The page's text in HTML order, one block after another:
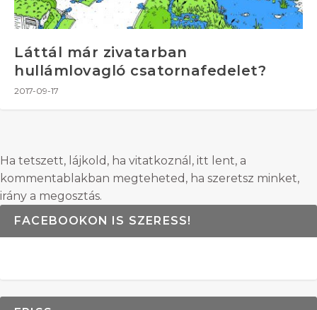
Láttál már zivatarban
hullámlovagló csatornafedelet?
2017-09-17
Ha tetszett, lájkold, ha vitatkoznál, itt lent, a
kommentablakban megteheted, ha szeretsz minket,
irány a megosztás.
FACEBOOKON IS SZERESS!